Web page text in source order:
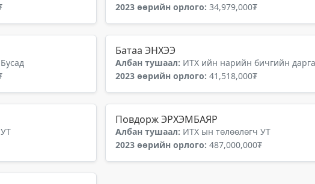
2023 өөрийн орлого: 34,979,000₮
Батаа ЭНХЭЭ
Албан тушаал: ИТХ ийн нарийн бичгийн
2023 өөрийн орлого: 41,518,000₮
Повдорж ЭРХЭМБАЯР
Албан тушаал: ИТХ ын төлөөлөгч УТ
2023 өөрийн орлого: 487,000,000₮